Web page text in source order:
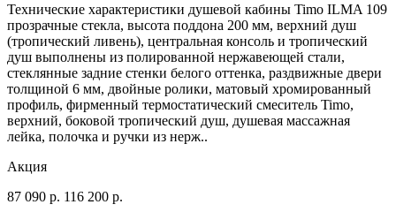
Технические характеристики душевой кабины Timo ILMA 109
прозрачные стекла, высота поддона 200 мм, верхний душ
(тропический ливень), центральная консоль и тропический
душ выполнены из полированной нержавеющей стали,
стеклянные задние стенки белого оттенка, раздвижные двери
толщиной 6 мм, двойные ролики, матовый хромированный
профиль, фирменный термостатический смеситель Timo,
верхний, боковой тропический душ, душевая массажная
лейка, полочка и ручки из нерж..
Акция
87 090 р. 116 200 р.